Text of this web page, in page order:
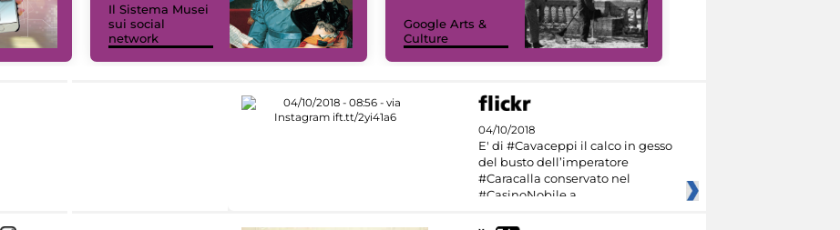
Il Sistema Musei
sui social
network
Google Arts &
Culture
04/10/2018
E' di #Cavaceppi il calco in gesso
del busto dell’imperatore
#Caracalla conservato nel
#CasinoNobile a